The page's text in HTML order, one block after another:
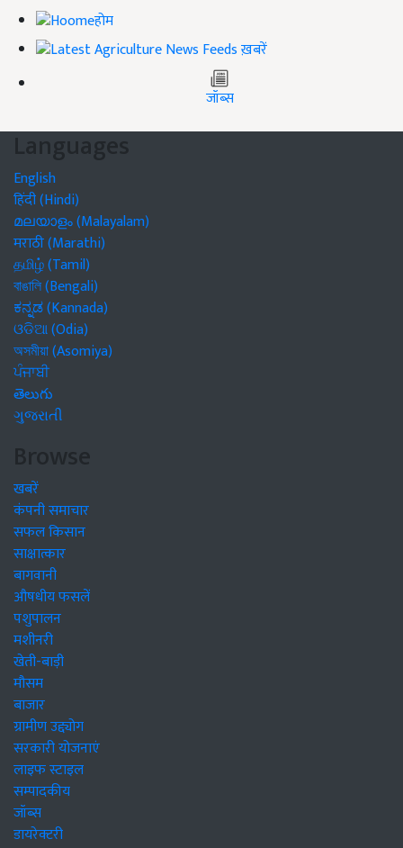
होम
ख़बरें
जॉब्स
Languages
English
हिंदी (Hindi)
മലയാളം (Malayalam)
मराठी (Marathi)
தமிழ் (Tamil)
বাঙালি (Bengali)
ಕನ್ನಡ (Kannada)
ଓଡିଆ (Odia)
অসমীয়া (Asomiya)
ਪੰਜਾਬੀ
తెలుగు
ગુજરાતી
Browse
खबरें
कंपनी समाचार
सफल किसान
साक्षात्कार
बागवानी
औषधीय फसलें
पशुपालन
मशीनरी
खेती-बाड़ी
मौसम
बाजार
ग्रामीण उद्द्योग
सरकारी योजनाएं
लाइफ स्टाइल
सम्पादकीय
जॉब्स
डायरेक्टरी